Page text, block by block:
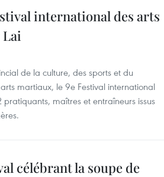
international des arts
de la culture, des sports et du
martiaux, le 9e Festival international
maîtres et entraîneurs issus
célébrant la soupe de